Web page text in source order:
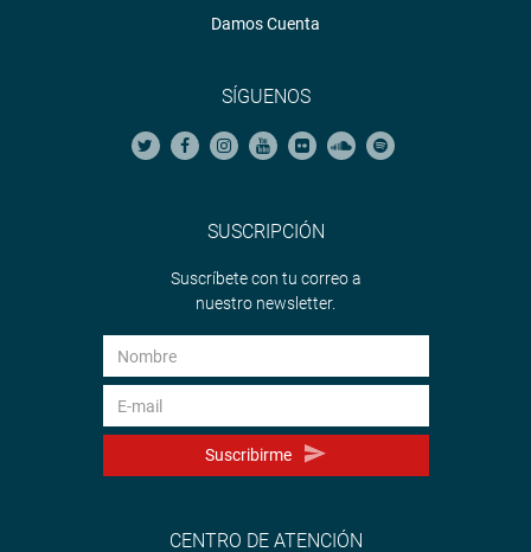
Damos Cuenta
SÍGUENOS
SUSCRIPCIÓN
Suscríbete con tu correo a
nuestro newsletter.
Suscribirme
CENTRO DE ATENCIÓN